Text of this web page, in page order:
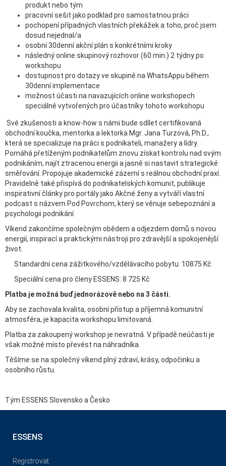
produkt nebo tým
pracovní sešit jako podklad pro samostatnou práci
pochopení případných vlastních překážek a toho, proč jsem
dosud nejednal/a
osobní 30denní akční plán s konkrétními kroky
následný online skupinový rozhovor (60 min.) 2 týdny po
workshopu
dostupnost pro dotazy ve skupině na WhatsAppu během
30denní implementace
možnost účasti na navazujících online workshopech
speciálně vytvořených pro účastníky tohoto workshopu
Své zkušenosti a know-how s námi bude sdílet certifikovaná
obchodní koučka, mentorka a lektorka Mgr. Jana Turzová, Ph.D.,
která se specializuje na práci s podnikateli, manažery a lídry.
Pomáhá přetíženým podnikatelům znovu získat kontrolu nad svým
podnikáním, najít ztracenou energii a jasně si nastavit strategické
směřování. Propojuje akademické zázemí s reálnou obchodní praxí.
Pravidelně také přispívá do podnikatelských komunit, publikuje
inspirativní články pro portály jako Akčné ženy a vytváří vlastní
podcast s názvem Pod Povrchom, který se věnuje sebepoznání a
psychologii podnikání.
Víkend zakončíme společným obědem a odjezdem domů s novou
energií, inspirací a praktickými nástroji pro zdravější a spokojenější
život.
Standardní cena zážitkového/vzdělávacího pobytu: 10875 Kč
Speciální cena pro členy ESSENS: 8 725 Kč
Platba je možná buď jednorázově nebo na 3 části.
Aby se zachovala kvalita, osobní přístup a příjemná komunitní
atmosféra, je kapacita workshopu limitovaná.
Platba za zakoupený workshop je nevratná. V případě neúčasti je
však možné místo převést na náhradníka.
Těšíme se na společný víkend plný zdraví, krásy, odpočinku a
osobního růstu.
Tým ESSENS Slovensko a Česko
ESSENS
Registrovat